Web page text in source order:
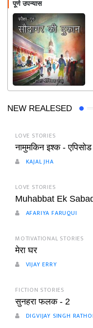
पूर्ण उपन्यास
NEW REALESED
LOVE STORIES
नामुमकिन इश्क -
KAJAL JHA
LOVE STORIES
Muhabbat Ek
AFARIYA FARUQUI
MOTIVATIONAL STORIES
मेरा घर
VIJAY ERRY
FICTION STORIES
सुनहरा फलक - 2
DIGVIJAY SINGH